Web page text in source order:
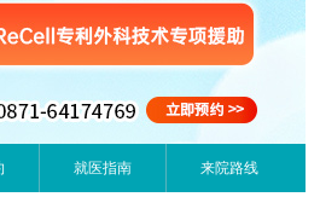
就医指南 来院路线